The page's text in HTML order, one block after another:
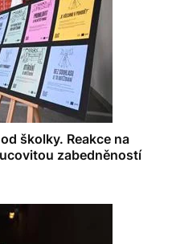
školky. Reakce na
zabedněností